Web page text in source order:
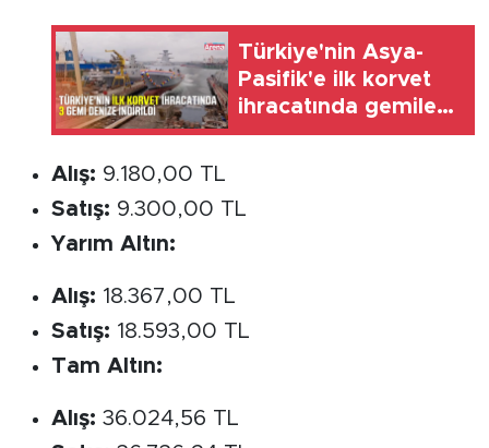
Türkiye'nin Asya-
Pasifik'e ilk korvet
ihracatında gemiler
denize indirildi
Alış: 9.180,00 TL
Satış: 9.300,00 TL
Yarım Altın:
Alış: 18.367,00 TL
Satış: 18.593,00 TL
Tam Altın:
Alış: 36.024,56 TL